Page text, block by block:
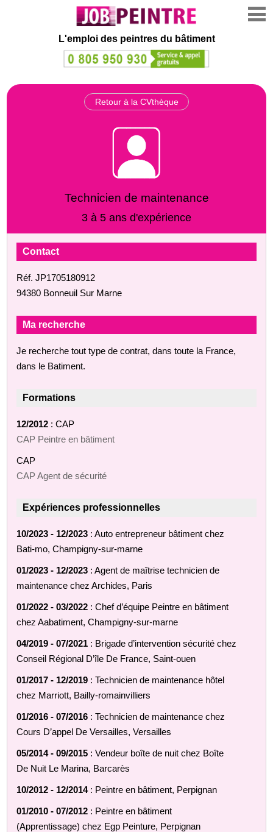
L'emploi des peintres du bâtiment
Retour à la CVthèque
Technicien de maintenance
3 à 5 ans d'expérience
Contact
Réf. JP1705180912
94380 Bonneuil Sur Marne
Ma recherche
Je recherche tout type de contrat, dans toute la France,
dans le Batiment.
Formations
12/2012 : CAP
CAP Peintre en bâtiment
CAP
CAP Agent de sécurité
Expériences professionnelles
10/2023 - 12/2023 : Auto entrepreneur bâtiment chez
Bati-mo, Champigny-sur-marne
01/2023 - 12/2023 : Agent de maîtrise technicien de
maintenance chez Archides, Paris
01/2022 - 03/2022 : Chef d’équipe Peintre en bâtiment
chez Aabatiment, Champigny-sur-marne
04/2019 - 07/2021 : Brigade d’intervention sécurité chez
Conseil Régional D’île De France, Saint-ouen
01/2017 - 12/2019 : Technicien de maintenance hôtel
chez Marriott, Bailly-romainvilliers
01/2016 - 07/2016 : Technicien de maintenance chez
Cours D’appel De Versailles, Versailles
05/2014 - 09/2015 : Vendeur boîte de nuit chez Boîte
De Nuit Le Marina, Barcarès
10/2012 - 12/2014: Peintre en bâtiment, Perpignan
01/2010 - 07/2012 : Peintre en bâtiment
(Apprentissage) chez Egp Peinture, Perpignan